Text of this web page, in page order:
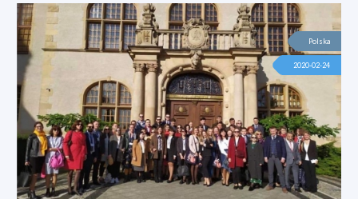
Polska
2020-02-24